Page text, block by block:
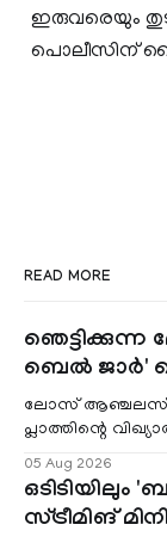
ഇരുവരെയും
പൊലീസിന്
READ MORE
ഞെട്ടിക്കുന്ന
ബെൽ ജാർ'
ലോസ് ആഞ്ചലസ്:
പ്ലാത്തിന്റെ
05 Aug 2026
ഒടിടിയിലും
സ്ട്രീമിങ്